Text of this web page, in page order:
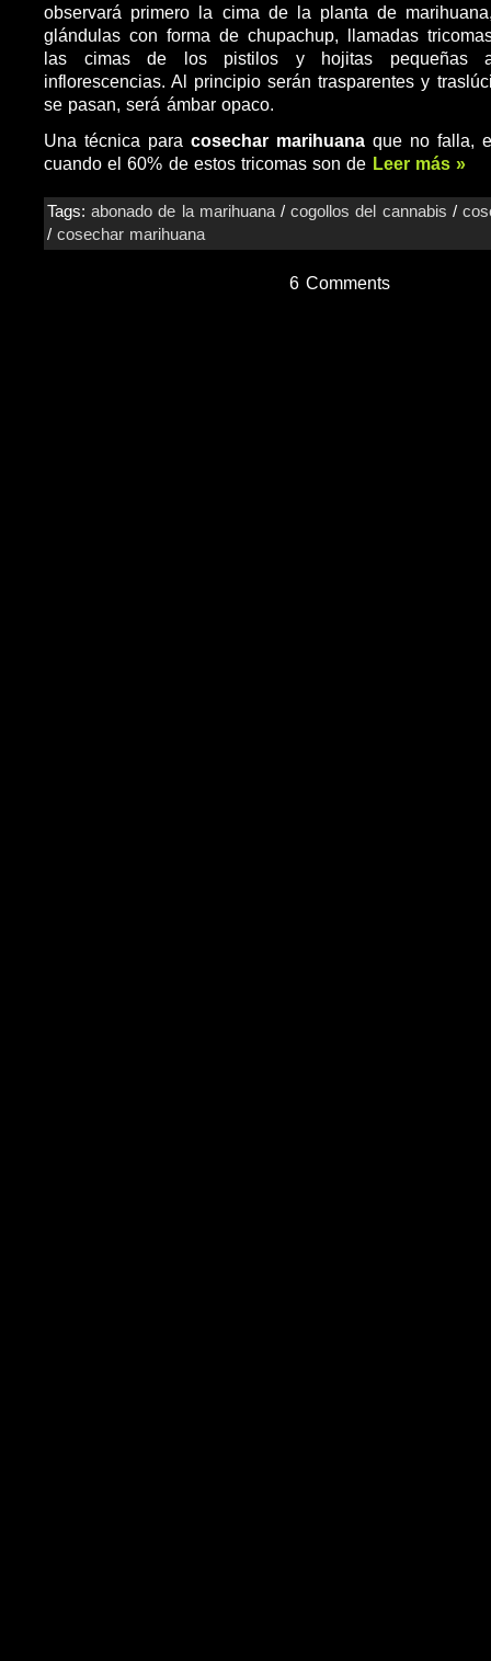
observará primero la cima de la planta de
glándulas con forma de chupachup, llamadas
las cimas de los pistilos y hojitas pequeñas
inflorescencias. Al principio serán trasparentes y
se pasan, será ámbar opaco.
Una técnica para cosechar marihuana que no falla,
cuando el 60% de estos tricomas son de Leer más »
Tags:abonado de la marihuana/cogollos del cannabis /
/cosechar marihuana
6 Comments